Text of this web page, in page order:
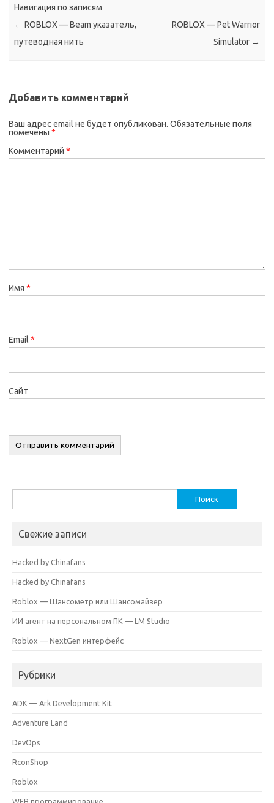
Навигация по записям
← ROBLOX — Beam указатель,
путеводная нить
ROBLOX — Pet Warrior
Simulator →
Добавить комментарий
Ваш адрес email не будет опубликован. Обязательные поля
помечены *
Комментарий *
Имя *
Email *
Сайт
Свежие записи
Hacked by Chinafans
Hacked by Chinafans
Roblox — Шансометр или Шансомайзер
ИИ агент на персональном ПК — LM Studio
Roblox — NextGen интерфейс
Рубрики
ADK — Ark Development Kit
Adventure Land
DevOps
RconShop
Roblox
WEB программирование